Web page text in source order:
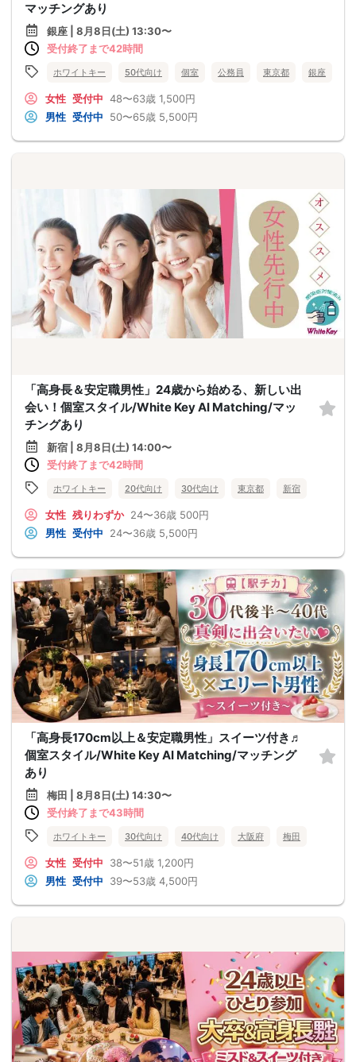
マッチングあり
銀座 | 8月8日(土) 13:30〜
受付終了まで42時間
ホワイトキー 50代向け 個室 公務員 東京都 銀座
女性 受付中 48〜63歳 1,500円
男性 受付中 50〜65歳 5,500円
「高身長＆安定職男性」24歳から始める、新しい出
会い！個室スタイル/White Key AI Matching/マッ
チングあり
新宿 | 8月8日(土) 14:00〜
受付終了まで42時間
ホワイトキー 20代向け 30代向け 東京都 新宿
女性 残りわずか 24〜36歳 500円
男性 受付中 24〜36歳 5,500円
「高身長170cm以上＆安定職男性」スイーツ付き♬
個室スタイル/White Key AI Matching/マッチング
あり
梅田 | 8月8日(土) 14:30〜
受付終了まで43時間
ホワイトキー 30代向け 40代向け 大阪府 梅田
女性 受付中 38〜51歳 1,200円
男性 受付中 39〜53歳 4,500円